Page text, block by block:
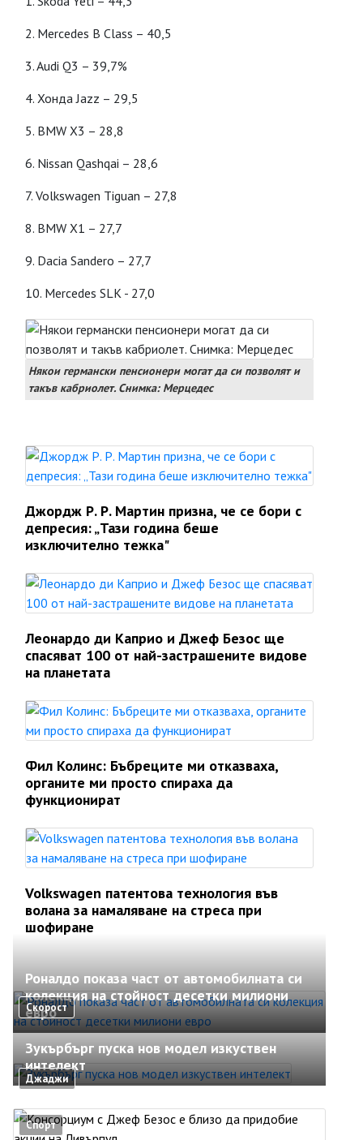
2. Mercedes В Class – 40,5
3. Audi Q3 – 39,7%
4. Хонда Jazz – 29,5
5. BMW X3 – 28,8
6. Nissan Qashqai – 28,6
7. Volkswagen Tiguan – 27,8
8. BMW X1 – 27,7
9. Dacia Sandero – 27,7
10. Mercedes SLK - 27,0
Някои германски пенсионери могат да си позволят и
такъв кабриолет. Снимка: Мерцедес
Джордж Р. Р. Мартин призна, че се бори с
депресия: „Тази година беше
изключително тежка"
Леонардо ди Каприо и Джеф Безос ще
спасяват 100 от най-застрашените видове
на планетата
Фил Колинс: Бъбреците ми отказваха,
органите ми просто спираха да
функционират
Volkswagen патентова технология във
волана за намаляване на стреса при
шофиране
Скорост
Роналдо показа част от автомобилната си
колекция на стойност десетки милиони
евро
Джаджи
Зукърбърг пуска нов модел изкуствен
интелект
Спорт